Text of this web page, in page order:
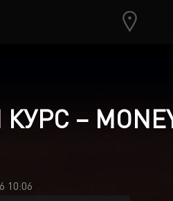
–
10:06